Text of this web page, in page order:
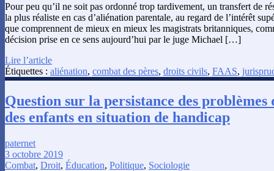
Pour peu qu’il ne soit pas ordonné trop tardivement, un transfert de
la plus réaliste en cas d’aliénation parentale, au regard de l’intérêt
que comprennent de mieux en mieux les magistrats britanniques,
décision prise en ce sens aujourd’hui par le juge Michael […]
Lire l’article
Étiquettes : aliénation, combat des pères, droits civils, FAAS,
Question sur la persistance des problèmes
des enfants en situation de handicap
paternet
3 octobre 2019
Combat, Droit, Éducation, Politique, Sociologie